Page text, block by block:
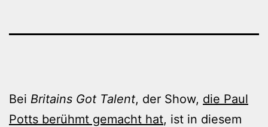
Bei Britains Got Talent, der Show, die Paul
Potts berühmt gemacht hat, ist in diesem